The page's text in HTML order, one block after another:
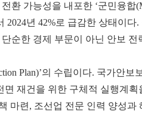
환 가능성을 내포한 ‘군민융
2024년 42%로 급감한 상태이
순한 경제 부문이 아닌 안보
Plan)’의 수립이다. 국가안
재건을 위한 구체적 실행계
마련, 조선업 전문 인력 양성